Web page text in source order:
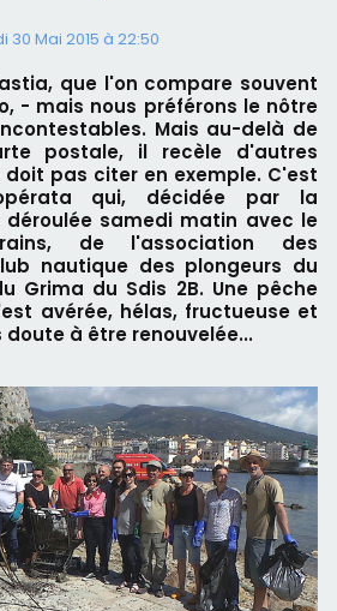
30 Mai 2015 à 22:50
que l'on compare souvent
- mais nous préférons le nôtre
Mais au-delà de
postale, il recèle d'autres
pas citer en exemple. C'est
qui, décidée par la
samedi matin avec le
de l'association des
nautique des plongeurs du
Grima du Sdis 2B. Une pêche
avérée, hélas, fructueuse et
à être renouvelée...